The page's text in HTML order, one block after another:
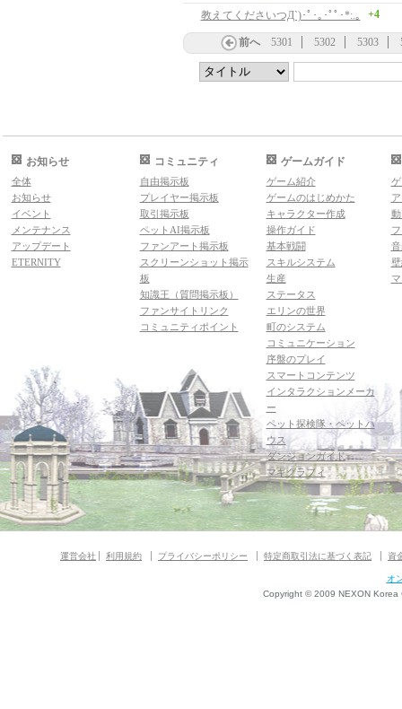
教えてくださいつД`)･ﾟ･｡･ﾟﾟ･*:.｡ +4
前へ 5301 5302 5303
お知らせ
全体
お知らせ
イベント
メンテナンス
アップデート
ETERNITY
コミュニティ
自由掲示板
プレイヤー掲示板
取引掲示板
ペットAI掲示板
ファンアート掲示板
スクリーンショット掲示
板
知識王（質問掲示板）
ファンサイトリンク
コミュニティポイント
ゲームガイド
ゲーム紹介
ゲームのはじめかた
キャラクター作成
操作ガイド
基本戦闘
スキルシステム
生産
ステータス
エリンの世界
町のシステム
コミュニケーション
序盤のプレイ
スマートコンテンツ
インタラクションメーカ
ー
ペット探検隊・ペットハ
ウス
ダンジョンガイド
マギグラフィ
運営会社 利用規約 プライバシーポリシー 特定商取引法に基づく表記 資
オ
Copyright © 2009 NEXON Korea